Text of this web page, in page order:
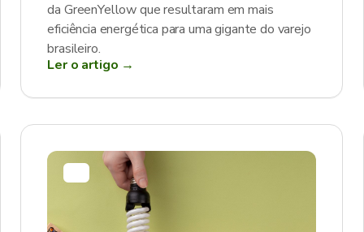
da GreenYellow que resultaram em mais
eficiência energética para uma gigante do varejo
brasileiro.
Ler o artigo →